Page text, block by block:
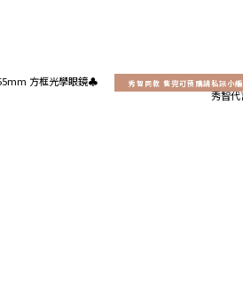
秀智同款 售完可預購請私訊小編